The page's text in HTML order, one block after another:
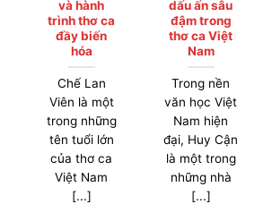
và hành
trình thơ ca
đầy biến
hóa
Chế Lan
Viên là một
trong những
tên tuổi lớn
của thơ ca
Việt Nam
[...]
dấu ấn sâu
đậm trong
thơ ca Việt
Nam
Trong nền
văn học Việt
Nam hiện
đại, Huy Cận
là một trong
những nhà
[...]